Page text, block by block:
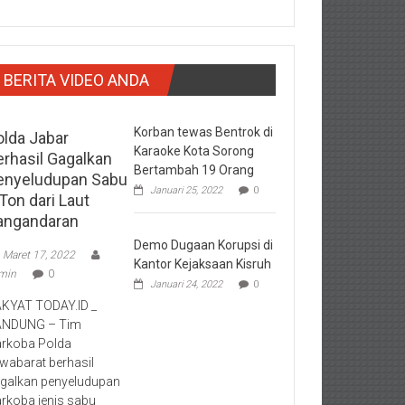
BERITA VIDEO ANDA
Jabar
Gagalkan
Sabu
dari Laut
Maret 17, 2022
0
TODAY.ID _
– Tim
Polda
berhasil
penyeludupan
jenis sabu
Korban tewas Bentrok di
Karaoke Kota Sorong
Bertambah 19 Orang
Januari 25, 2022 0
Demo Dugaan Korupsi di
Kantor Kejaksaan Kisruh
Januari 24, 2022 0